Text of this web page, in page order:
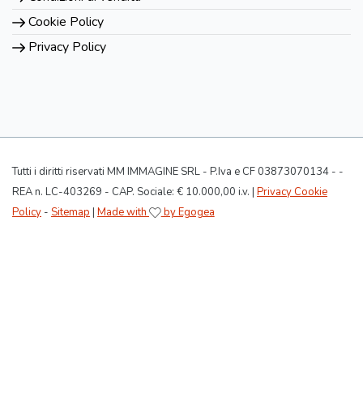
Cookie Policy
Privacy Policy
Tutti i diritti riservati MM IMMAGINE SRL - P.Iva e CF 03873070134 - -
REA n. LC-403269 - CAP. Sociale: € 10.000,00 i.v. | Privacy Cookie
Policy - Sitemap | Made with by Egogea